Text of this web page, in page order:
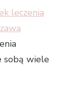
leczenia
sobą wiele